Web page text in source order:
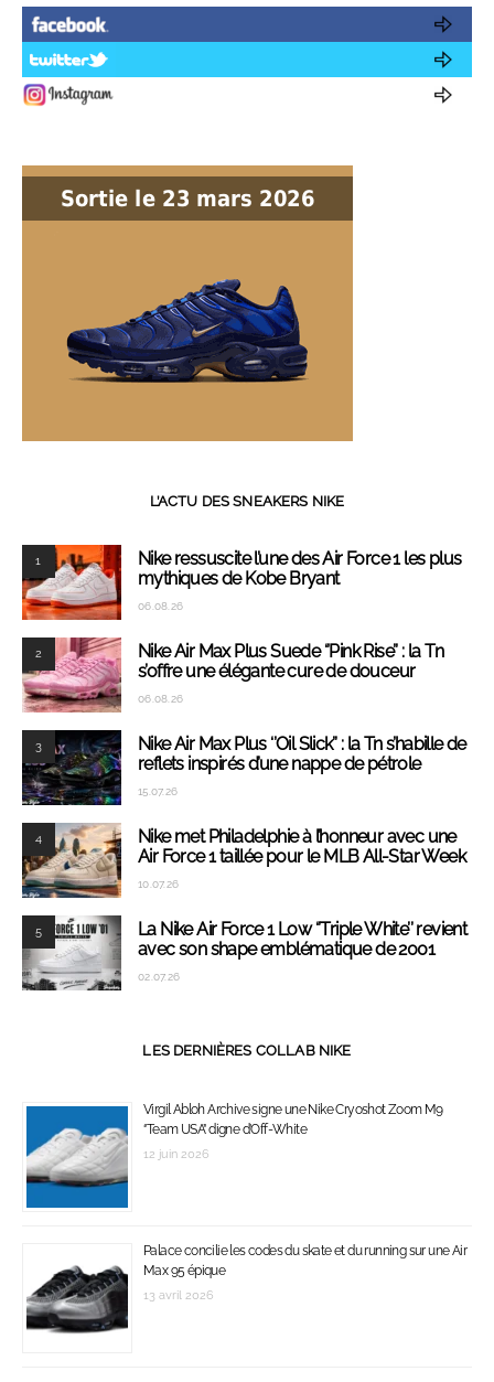
L’ACTU DES SNEAKERS NIKE
1
Nike ressuscite l’une des Air Force 1 les plus
mythiques de Kobe Bryant
06.08.26
2
Nike Air Max Plus Suede ‘’Pink Rise’’ : la Tn
s’offre une élégante cure de douceur
06.08.26
3
Nike Air Max Plus ‘’Oil Slick’’ : la Tn s’habille de
reflets inspirés d’une nappe de pétrole
15.07.26
4
Nike met Philadelphie à l’honneur avec une
Air Force 1 taillée pour le MLB All-Star Week
10.07.26
5
La Nike Air Force 1 Low ‘’Triple White’’ revient
avec son shape emblématique de 2001
02.07.26
LES DERNIÈRES COLLAB NIKE
Virgil Abloh Archive signe une Nike Cryoshot Zoom M9
‘’Team USA’’ digne d’Off-White
12 juin 2026
Palace concilie les codes du skate et du running sur une Air
Max 95 épique
13 avril 2026